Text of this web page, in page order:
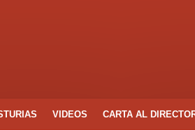
VIDEOS CARTA AL